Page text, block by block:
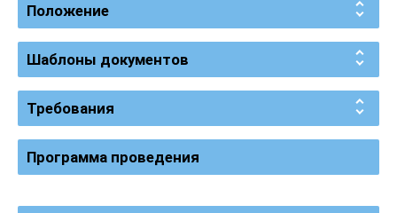
Положение
Шаблоны документов
Требования
Программа проведения